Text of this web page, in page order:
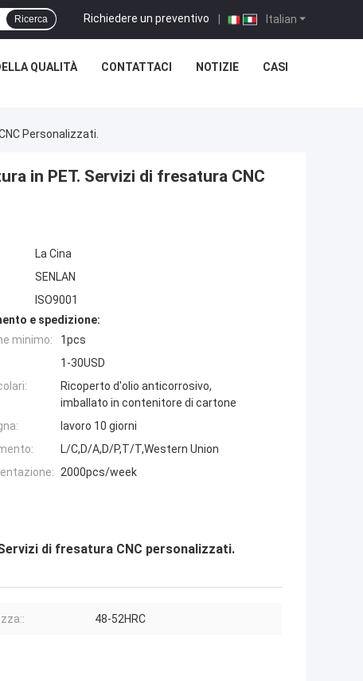
Italian
Richiedere un preventivo |
Ricerca
QUALITÀ CONTATTACI NOTIZIE CASI
Personalizzati.
in PET. Servizi di fresatura CNC
La Cina
SENLAN
ISO9001
e spedizione:
minimo:
1pcs
1-30USD
Ricoperto d'olio anticorrosivo,
imballato in contenitore di cartone
lavoro 10 giorni
L/C,D/A,D/P,T/T,Western Union
2000pcs/week
di fresatura CNC personalizzati.
48-52HRC